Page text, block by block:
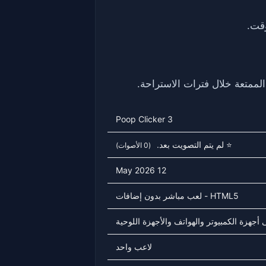
Poop Clicker 3
⭐ لم يتم التصويت بعد. (0 الأصوات)
12 May 2026
HTML5 - لعب مباشر بدون إضافات
الكمبيوتر والهواتف والأجهزة اللوحية
لاعب واحد